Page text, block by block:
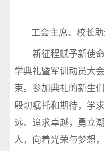
工会主席、校长
新征程赋予新使命
学典礼暨军训动员大
束。参加典礼的新生
殷切嘱托和期待，学
远、追求卓越，勇立
人，向着光荣与梦想